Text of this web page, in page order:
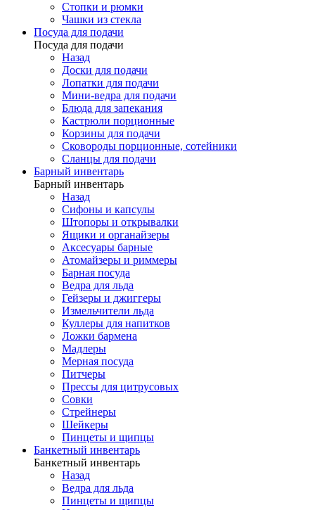
Стопки и рюмки
Чашки из стекла
Посуда для подачи
Посуда для подачи
Назад
Доски для подачи
Лопатки для подачи
Мини-ведра для подачи
Блюда для запекания
Кастрюли порционные
Корзины для подачи
Сковороды порционные, сотейники
Сланцы для подачи
Барный инвентарь
Барный инвентарь
Назад
Сифоны и капсулы
Штопоры и открывалки
Ящики и органайзеры
Аксесуары барные
Атомайзеры и риммеры
Барная посуда
Ведра для льда
Гейзеры и джиггеры
Измельчители льда
Куллеры для напитков
Ложки бармена
Мадлеры
Мерная посуда
Питчеры
Прессы для цитрусовых
Совки
Стрейнеры
Шейкеры
Пинцеты и щипцы
Банкетный инвентарь
Банкетный инвентарь
Назад
Ведра для льда
Пинцеты и щипцы